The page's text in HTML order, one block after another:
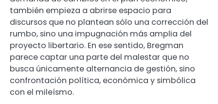
también empieza a abrirse espacio para
discursos que no plantean sólo una corrección del
rumbo, sino una impugnación más amplia del
proyecto libertario. En ese sentido, Bregman
parece captar una parte del malestar que no
busca únicamente alternancia de gestión, sino
confrontación política, económica y simbólica
con el mileísmo.